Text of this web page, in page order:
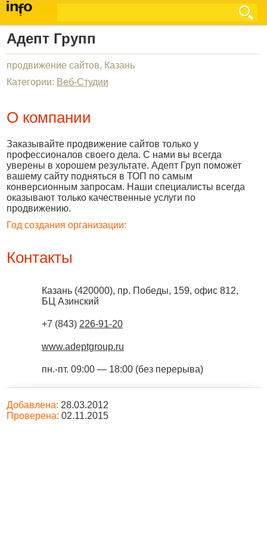
Адепт Групп
продвижение сайтов, Казань
Категории: Веб-Студии
О компании
Заказывайте продвижение сайтов только у
профессионалов своего дела. С нами вы всегда
уверены в хорошем результате. Адепт Груп поможет
вашему сайту подняться в ТОП по самым
конверсионным запросам. Наши специалисты всегда
оказывают только качественные услуги по
продвижению.
Год создания организации:
Контакты
Казань (420000), пр. Победы, 159, офис 812,
БЦ Азинский
+7 (843) 226-91-20
www.adeptgroup.ru
пн.-пт. 09:00 — 18:00 (без перерыва)
Добавлена: 28.03.2012
Проверена: 02.11.2015